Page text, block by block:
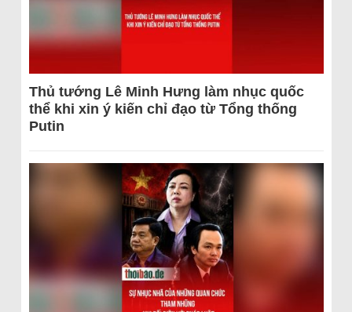
Thủ tướng Lê Minh Hưng làm nhục quốc
thể khi xin ý kiến chỉ đạo từ Tổng thống
Putin